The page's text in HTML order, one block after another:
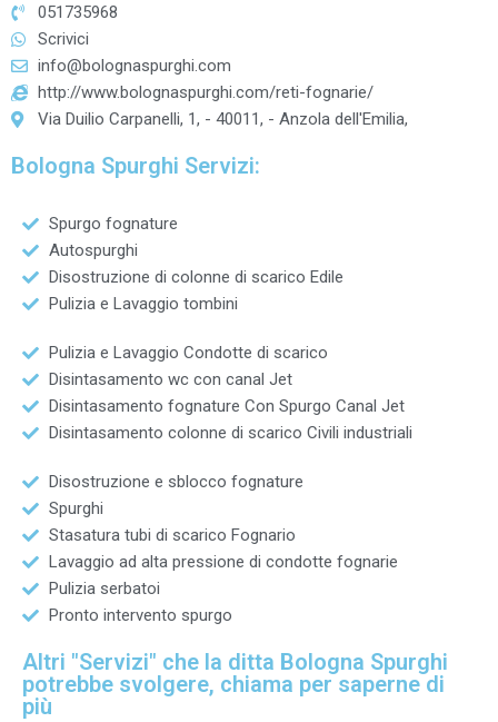
051735968
Scrivici
info@bolognaspurghi.com
http://www.bolognaspurghi.com/reti-fognarie/
Via Duilio Carpanelli, 1, - 40011, - Anzola dell'Emilia,
Bologna Spurghi Servizi:
Spurgo fognature
Autospurghi
Disostruzione di colonne di scarico Edile
Pulizia e Lavaggio tombini
Pulizia e Lavaggio Condotte di scarico
Disintasamento wc con canal Jet
Disintasamento fognature Con Spurgo Canal Jet
Disintasamento colonne di scarico Civili industriali
Disostruzione e sblocco fognature
Spurghi
Stasatura tubi di scarico Fognario
Lavaggio ad alta pressione di condotte fognarie
Pulizia serbatoi
Pronto intervento spurgo
Altri "Servizi" che la ditta Bologna Spurghi
potrebbe svolgere, chiama per saperne di
più